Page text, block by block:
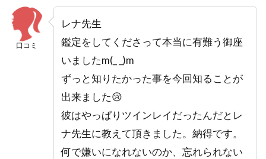
口コミ
レナ先生
鑑定をしてくださって本当に有難う御座
いましたm(_ _)m
ずっと知りたかった事を今回知ることが
出来ました😢
彼はやっぱりツインレイだったんだとレ
ナ先生に教えて頂きました。納得です。
何で嫌いになれないのか、忘れられない